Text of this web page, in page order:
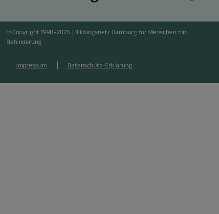
© Copyright 1998-2025 | Bildungsnetz Hamburg für Menschen mit
Behinderung
Impressum Datenschutz-Erklärung